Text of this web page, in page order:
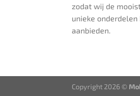
zodat wij de
unieke onderdelen
aanbieden.
Copyright 2026 ©